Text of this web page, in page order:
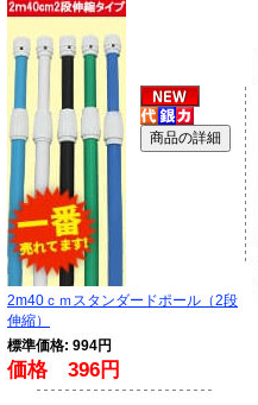
2m40ｃｍスタンダードポール（2段
伸縮）
標準価格: 994円
価格 396円